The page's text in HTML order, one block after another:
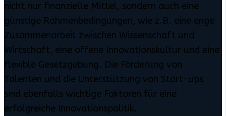
nicht nur finanzielle Mittel, sondern auch eine
günstige Rahmenbedingungen, wie z.B. eine enge
Zusammenarbeit zwischen Wissenschaft und
Wirtschaft, eine offene Innovationskultur und eine
flexible Gesetzgebung. Die Förderung von
Talenten und die Unterstützung von Start-ups
sind ebenfalls wichtige Faktoren für eine
erfolgreiche Innovationspolitik.